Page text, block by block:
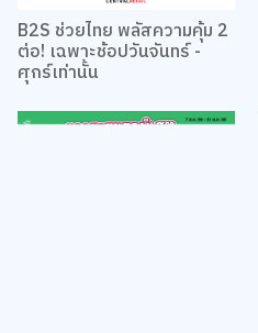
B2S ช่วยไทย พลัสความคุ้ม 2
ต่อ! เฉพาะช้อปวันจันทร์ -
ศุกร์เท่านั้น